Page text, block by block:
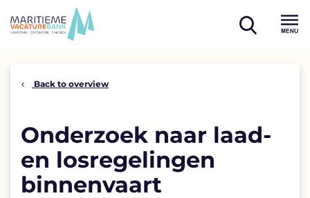
open
Back to overview
Onderzoek naar laad-
en losregelingen
binnenvaart